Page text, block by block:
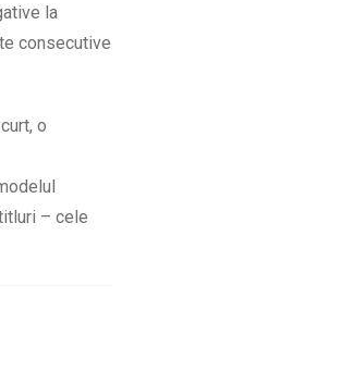
la
consecutive
o
– cele